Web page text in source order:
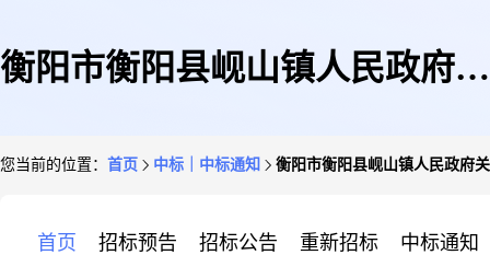
衡阳市衡阳县岘山镇人民政府关
您当前的位置： 首页 中标｜中标通知 衡阳市衡阳县岘山镇人民政府
首页 招标预告 招标公告 重新招标 中标通知